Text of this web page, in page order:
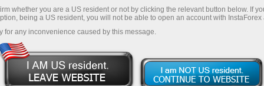
Savdo hisob-varag‘ini ochish
Demo-hisob-varag‘ini ochish
whether you are a US resident or not by clicking the relevant button below. If
being a US resident, you will not be able to open an account with InstaForex
for any inconvenience caused by this message.